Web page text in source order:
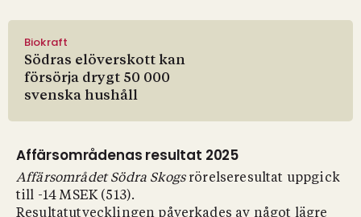
Biokraft
Södras elöverskott kan
försörja drygt 50 000
svenska hushåll
Affärsområdenas resultat 2025
Affärsområdet Södra Skogsrörelseresultat uppgick
till -14 MSEK (513).
Resultatutvecklingen påverkades av något lägre